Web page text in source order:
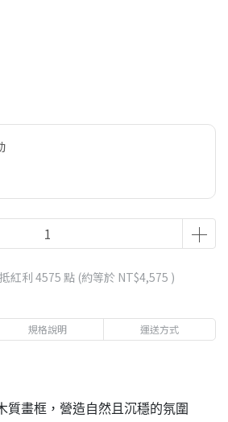
紅利 4575 點 (約等於 NT$4,575 )
規格說明 運送方式
質畫框，營造自然且沉穩的氛圍